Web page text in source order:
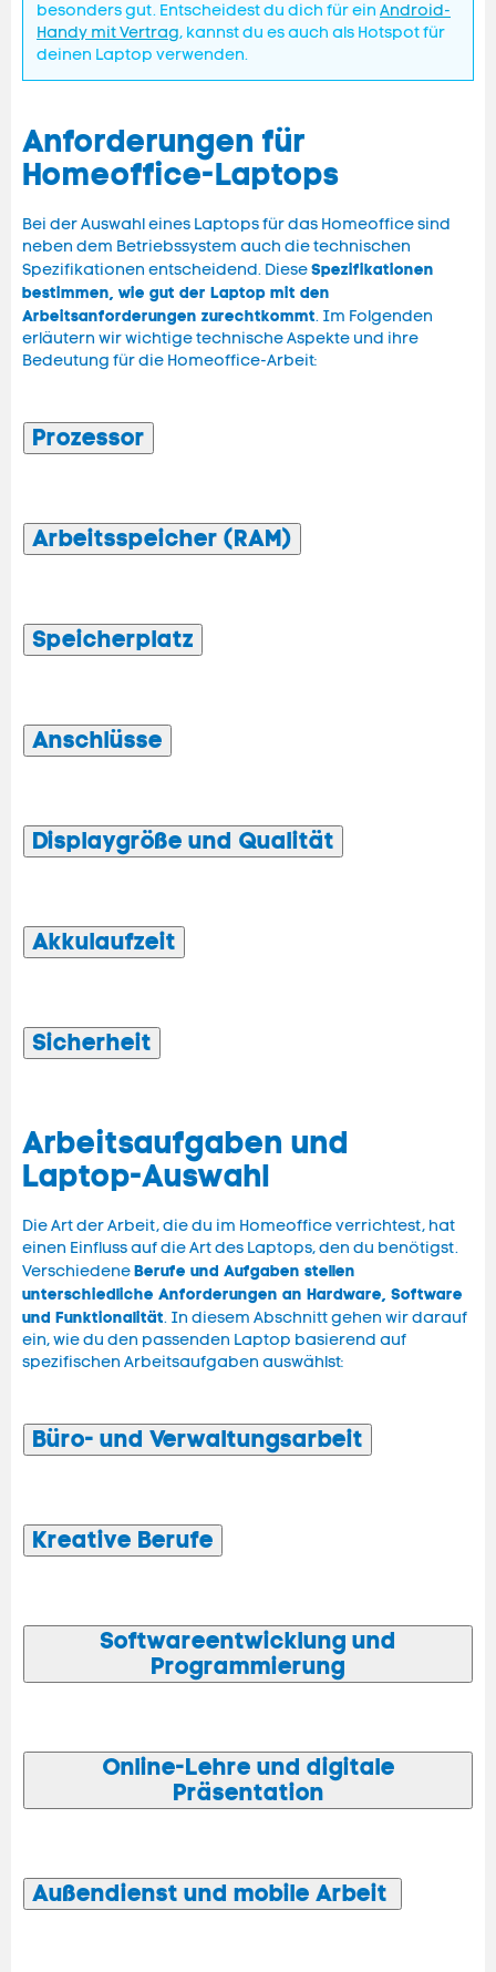
besonders gut. Entscheidest du dich für ein Android-
Handy mit Vertrag, kannst du es auch als Hotspot für
deinen Laptop verwenden.
Anforderungen für
Homeoffice-Laptops
Bei der Auswahl eines Laptops für das Homeoffice sind
neben dem Betriebssystem auch die technischen
Spezifikationen entscheidend. DieseSpezifikationen
bestimmen, wie gut der Laptop mit den
Arbeitsanforderungen zurechtkommt. Im Folgenden
erläutern wir wichtige technische Aspekte und ihre
Bedeutung für die Homeoffice-Arbeit:
Prozessor
Arbeitsspeicher (RAM)
Speicherplatz
Anschlüsse
Displaygröße und Qualität
Akkulaufzeit
Sicherheit
Arbeitsaufgaben und
Laptop-Auswahl
Die Art der Arbeit, die du im Homeoffice verrichtest, hat
einen Einfluss auf die Art des Laptops, den du benötigst.
VerschiedeneBerufe und Aufgaben stellen
unterschiedliche Anforderungen an Hardware, Software
und Funktionalität. In diesem Abschnitt gehen wir darauf
ein, wie du den passenden Laptop basierend auf
spezifischen Arbeitsaufgaben auswählst:
Büro- und Verwaltungsarbeit
Kreative Berufe
Softwareentwicklung und
Programmierung
Online-Lehre und digitale
Präsentation
Außendienst und mobile Arbeit